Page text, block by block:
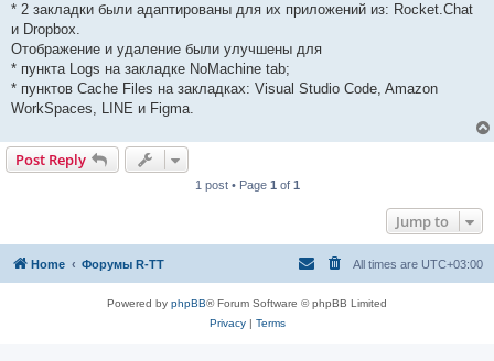
* 2 закладки были адаптированы для их приложений из: Rocket.Chat
и Dropbox.
Отображение и удаление были улучшены для
* пункта Logs на закладке NoMachine tab;
* пунктов Cache Files на закладках: Visual Studio Code, Amazon
WorkSpaces, LINE и Figma.
Post Reply
1 post • Page 1 of 1
Jump to
Home Форумы R-TT All times are UTC+03:00
Powered by phpBB® Forum Software © phpBB Limited
Privacy| Terms